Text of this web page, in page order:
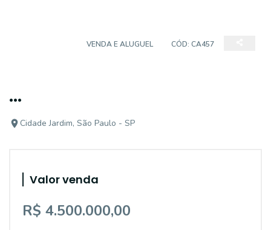
VENDA E ALUGUEL CÓD: CA457
...
Cidade Jardim, São Paulo - SP
Valor venda
R$ 4.500.000,00